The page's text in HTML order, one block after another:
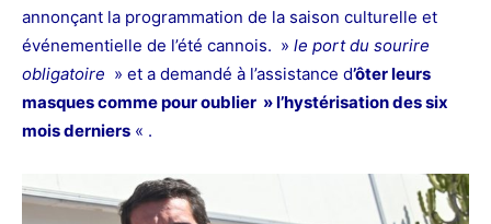
annonçant la programmation de la saison culturelle et
événementielle de l’été cannois. » le port du sourire
obligatoire » et a demandé à l’assistance d’ôter leurs
masques comme pour oublier » l’hystérisation des six
mois derniers « .